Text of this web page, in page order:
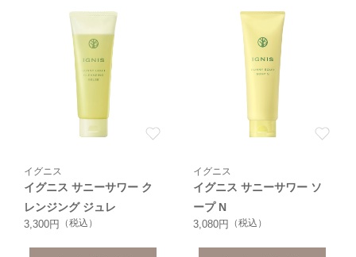
イグニス
イグニス サニーサワー ク
レンジング ジュレ
3,300円 （税込）
イグニス
イグニス サニーサワー ソ
ープ N
3,080円 （税込）